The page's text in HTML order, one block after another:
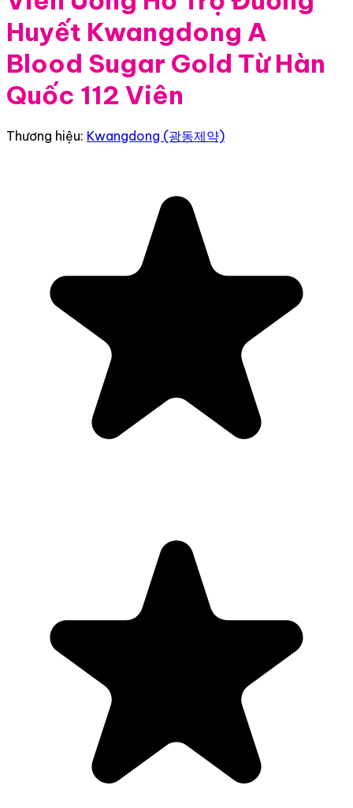
Huyết Kwangdong A
Blood Sugar Gold Từ Hàn
Quốc 112 Viên
Thương hiệu: Kwangdong (광동제약)